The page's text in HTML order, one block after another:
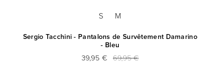
S M
Sergio Tacchini - Pantalons de Survêtement Damarino
- Bleu
39,95 € 69,95 €